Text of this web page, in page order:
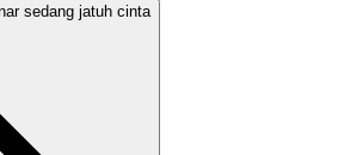
sedang jatuh cinta